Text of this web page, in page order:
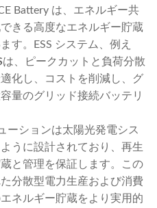
Battery は、エネルギー共
きる高度なエネルギー貯蔵
す。
ESS システム
、例え
は、ピークカットと負荷分散
化し、コストを削減し、グ
量のグリッド接続バッテリ
ーションは太陽光発電シス
うに設計されており、再生
と管理を保証します。この
分散型電力生産および消費
ネルギー貯蔵をより実用的